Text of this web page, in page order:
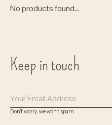
No products found...
Keep in touch
Don’t worry, we won’t spam